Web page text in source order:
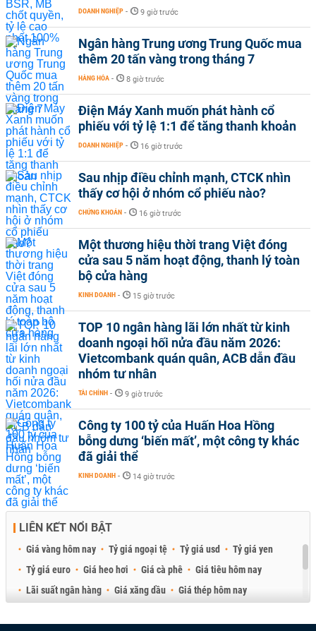
DOANH NGHIỆP - 9 giờ trước
Ngân hàng Trung ương Trung Quốc mua
thêm 20 tấn vàng trong tháng 7
HÀNG HÓA - 8 giờ trước
Điện Máy Xanh muốn phát hành cổ
phiếu với tỷ lệ 1:1 để tăng thanh khoản
DOANH NGHIỆP - 16 giờ trước
Sau nhịp điều chỉnh mạnh, CTCK nhìn
thấy cơ hội ở nhóm cổ phiếu nào?
CHỨNG KHOÁN - 16 giờ trước
Một thương hiệu thời trang Việt đóng
cửa sau 5 năm hoạt động, thanh lý toàn
bộ cửa hàng
KINH DOANH - 15 giờ trước
TOP 10 ngân hàng lãi lớn nhất từ kinh
doanh ngoại hối nửa đầu năm 2026:
Vietcombank quán quân, ACB dẫn đầu
nhóm tư nhân
TÀI CHÍNH - 9 giờ trước
Công ty 100 tỷ của Huấn Hoa Hồng
bỗng dưng ‘biến mất’, một công ty khác
đã giải thể
KINH DOANH - 14 giờ trước
LIÊN KẾT NỔI BẬT
Giá vàng hôm nay Tỷ giá ngoại tệ Tỷ giá usd
Tỷ giá yen
Tỷ giá euro
Giá heo hơi Giá cà phê
Giá tiêu hôm nay
Lãi suất ngân hàng
Giá xăng dầu
Giá thép hôm nay